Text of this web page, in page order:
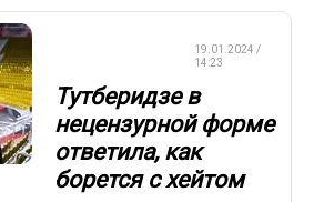
19.01.2024 /
14:23
Тутберидзе в
нецензурной форме
ответила, как
борется с хейтом